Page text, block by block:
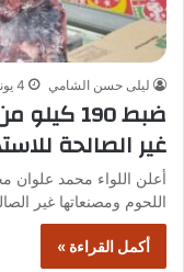
ليلى حسن الشامي 4 يونيو 2026
ضبط 190
غير الصالحة
اللحوم ومصنعاتها غير
أكمل القراءة »